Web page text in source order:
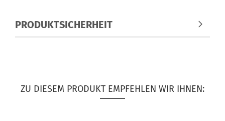
PRODUKTSICHERHEIT
ZU DIESEM PRODUKT EMPFEHLEN WIR IHNEN: